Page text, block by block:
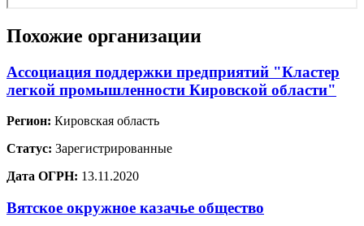
Похожие организации
Ассоциация поддержки предприятий "Кластер
легкой промышленности Кировской области"
Регион: Кировская область
Статус: Зарегистрированные
Дата ОГРН: 13.11.2020
Вятское окружное казачье общество